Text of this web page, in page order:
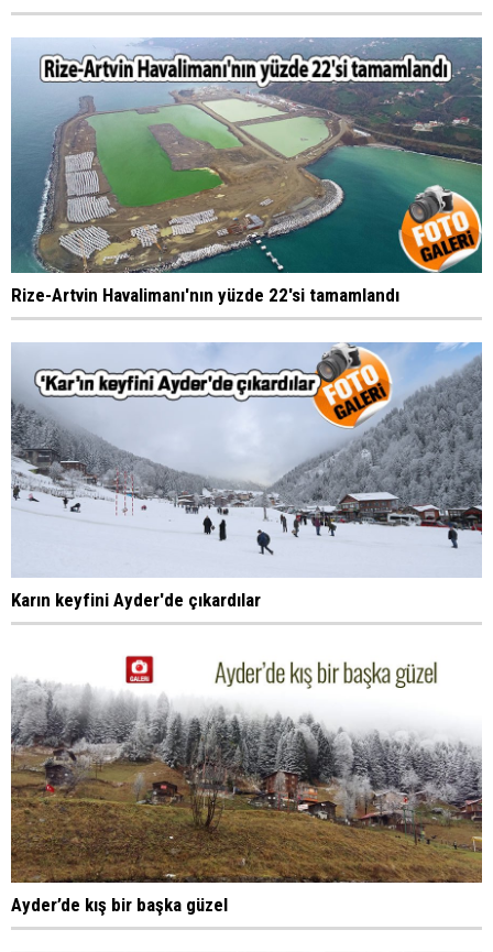
Rize-Artvin Havalimanı'nın yüzde 22'si tamamlandı
Karın keyfini Ayder'de çıkardılar
Ayder’de kış bir başka güzel